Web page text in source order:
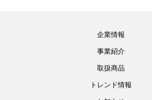
企業情報
事業紹介
取扱商品
トレンド情報